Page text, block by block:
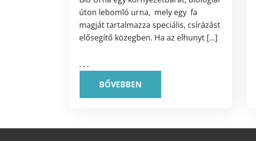
úton lebomló urna, mely egy fa
magját tartalmazza speciális, csírázást
elősegítő közegben. Ha az elhunyt […]
. . .
BŐVEBBEN